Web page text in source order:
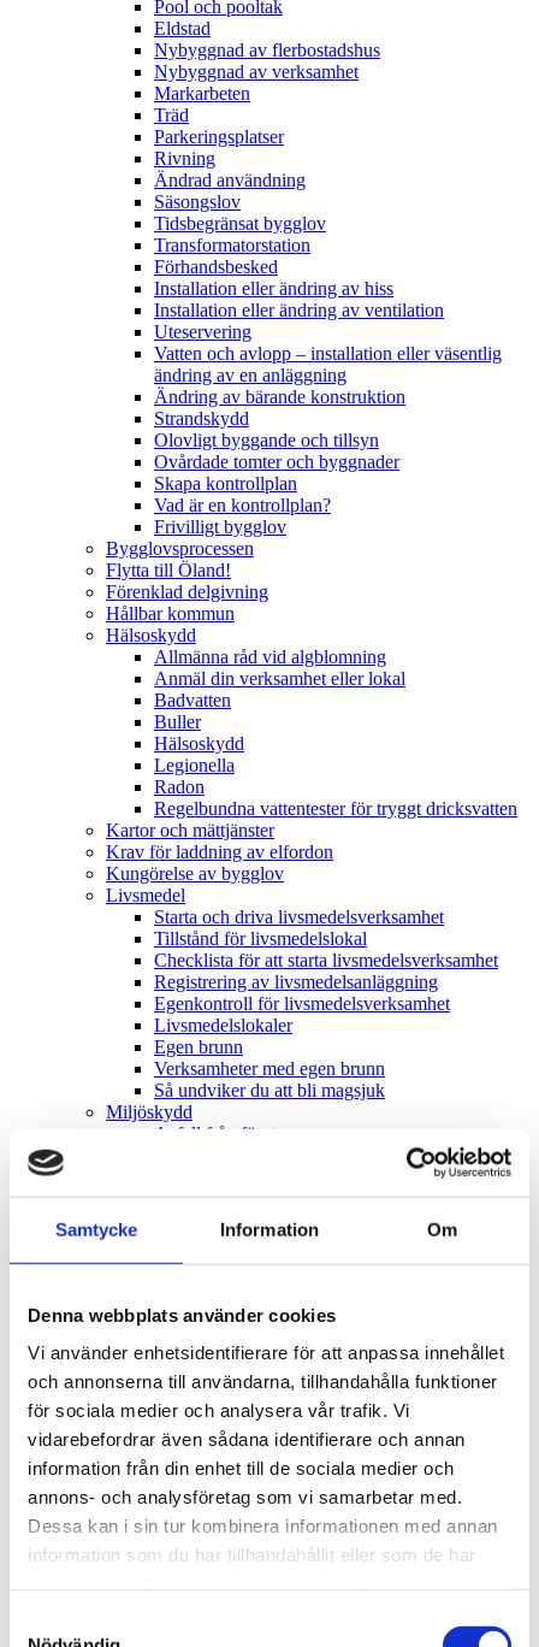
Samtycke Information Om
Denna webbplats använder cookies
Vi använder enhetsidentifierare för att anpassa innehållet
och annonserna till användarna, tillhandahålla funktioner
för sociala medier och analysera vår trafik. Vi
vidarebefordrar även sådana identifierare och annan
information från din enhet till de sociala medier och
annons- och analysföretag som vi samarbetar med.
Dessa kan i sin tur kombinera informationen med annan
information som du har tillhandahållit eller som de har
Pool och pooltak
Eldstad
Nybyggnad av flerbostadshus
Nybyggnad av verksamhet
Markarbeten
Träd
Parkeringsplatser
Rivning
Ändrad användning
Säsongslov
Tidsbegränsat bygglov
Transformatorstation
Förhandsbesked
Installation eller ändring av hiss
Installation eller ändring av ventilation
Uteservering
Vatten och avlopp – installation eller väsentlig
ändring av en anläggning
Ändring av bärande konstruktion
Strandskydd
Olovligt byggande och tillsyn
Ovårdade tomter och byggnader
Skapa kontrollplan
Vad är en kontrollplan?
Frivilligt bygglov
Bygglovsprocessen
Flytta till Öland!
Förenklad delgivning
Hållbar kommun
Hälsoskydd
Allmänna råd vid algblomning
Anmäl din verksamhet eller lokal
Badvatten
Buller
Hälsoskydd
Legionella
Radon
Regelbundna vattentester för tryggt dricksvatten
Kartor och mättjänster
Krav för laddning av elfordon
Kungörelse av bygglov
Livsmedel
Starta och driva livsmedelsverksamhet
Tillstånd för livsmedelslokal
Checklista för att starta livsmedelsverksamhet
Registrering av livsmedelsanläggning
Egenkontroll för livsmedelsverksamhet
Livsmedelslokaler
Egen brunn
Verksamheter med egen brunn
Så undviker du att bli magsjuk
Miljöskydd
Avfall från företag
Bekämpningsmedel
Beslut om betydande miljöpåverkan
Cisterner
Djur inom område med detaljplan
Enskilt avlopp
Förorenade områden
Invasiva arter
Köldmedier
Miljöfarlig verksamhet
Medelstora förbränningsanläggningar
Miljöskydd
Miljötillsyn på lantbruk
Naturligt höga metallhalter
Nedskräpning
Oljeavskiljare
Regler för båtbottenfärg
Råd om vilda djur
Torrtoaletter och kompostering av toalettavfall